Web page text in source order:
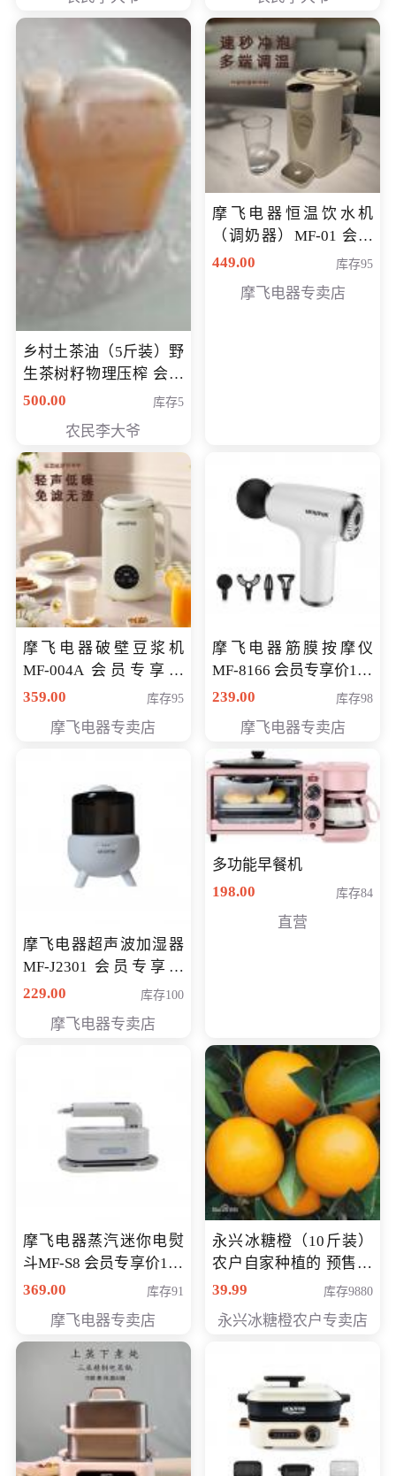
乡村土茶油（5斤装）野
生茶树籽物理压榨 会员
专享价400元
500.00 库存5
农民李大爷
摩飞电器恒温饮水机
（调奶器）MF-01 会员
专享价366元
449.00 库存95
摩飞电器专卖店
摩飞电器破壁豆浆机
MF-004A 会员专享价
168元
359.00 库存95
摩飞电器专卖店
摩飞电器筋膜按摩仪
MF-8166 会员专享价168
元
239.00 库存98
摩飞电器专卖店
摩飞电器超声波加湿器
MF-J2301 会员专享价
168元
229.00 库存100
摩飞电器专卖店
多功能早餐机
198.00
库存84
直营
摩飞电器蒸汽迷你电熨
斗MF-S8 会员专享价168
元
369.00 库存91
摩飞电器专卖店
永兴冰糖橙（10斤装）
农户自家种植的 预售10
万斤 会员包邮专享价
39.99 库存9880
永兴冰糖橙农户专卖店